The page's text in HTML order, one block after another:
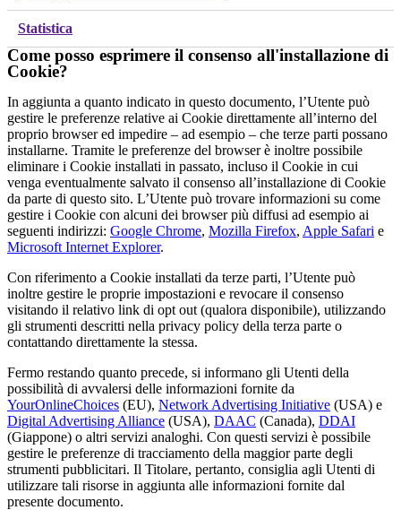
Statistica
Come posso esprimere il consenso all'installazione di
Cookie?
In aggiunta a quanto indicato in questo documento, l’Utente può
gestire le preferenze relative ai Cookie direttamente all’interno del
proprio browser ed impedire – ad esempio – che terze parti possano
installarne. Tramite le preferenze del browser è inoltre possibile
eliminare i Cookie installati in passato, incluso il Cookie in cui
venga eventualmente salvato il consenso all’installazione di Cookie
da parte di questo sito. L’Utente può trovare informazioni su come
gestire i Cookie con alcuni dei browser più diffusi ad esempio ai
seguenti indirizzi: Google Chrome, Mozilla Firefox, Apple Safari e
Microsoft Internet Explorer.
Con riferimento a Cookie installati da terze parti, l’Utente può
inoltre gestire le proprie impostazioni e revocare il consenso
visitando il relativo link di opt out (qualora disponibile), utilizzando
gli strumenti descritti nella privacy policy della terza parte o
contattando direttamente la stessa.
Fermo restando quanto precede, si informano gli Utenti della
possibilità di avvalersi delle informazioni fornite da
YourOnlineChoices (EU), Network Advertising Initiative (USA) e
Digital Advertising Alliance (USA), DAAC (Canada), DDAI
(Giappone) o altri servizi analoghi. Con questi servizi è possibile
gestire le preferenze di tracciamento della maggior parte degli
strumenti pubblicitari. Il Titolare, pertanto, consiglia agli Utenti di
utilizzare tali risorse in aggiunta alle informazioni fornite dal
presente documento.